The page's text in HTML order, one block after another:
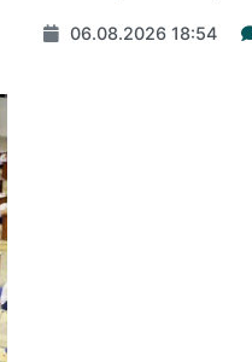
06.08.2026 18:54